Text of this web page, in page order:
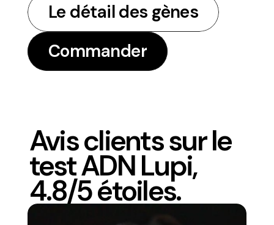
Le détail des gènes
Le détail des gènes
Commander
Commander
Avis clients sur le
test ADN Lupi,
4.8/5 étoiles.